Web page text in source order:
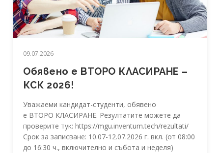
09.07.2026
Обявено е ВТОРО КЛАСИРАНЕ –
КСК 2026!
Уважаеми кандидат-студенти, обявено
е ВТОРО КЛАСИРАНЕ. Резултатите можете да
проверите тук: https://mgu.inventum.tech/rezultati/
Срок за записване: 10.07-12.07.2026 г. вкл. (от 08:00
до 16:30 ч., включително и събота и неделя)